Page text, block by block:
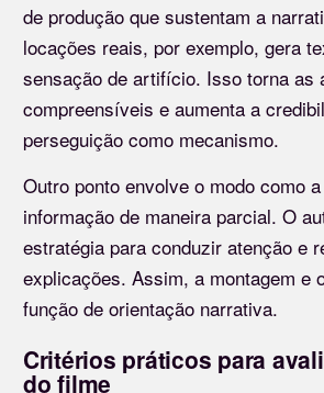
de produção que sustentam a
locações reais, por exemplo, gera
sensação de artifício. Isso torna as
compreensíveis e aumenta a
perseguição como mecanismo.
Outro ponto envolve o modo como
informação de maneira parcial. O
estratégia para conduzir atenção e
explicações. Assim, a montagem e
função de orientação narrativa.
Critérios práticos para
do filme